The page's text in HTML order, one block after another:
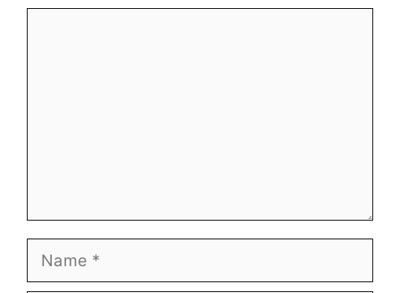
Name